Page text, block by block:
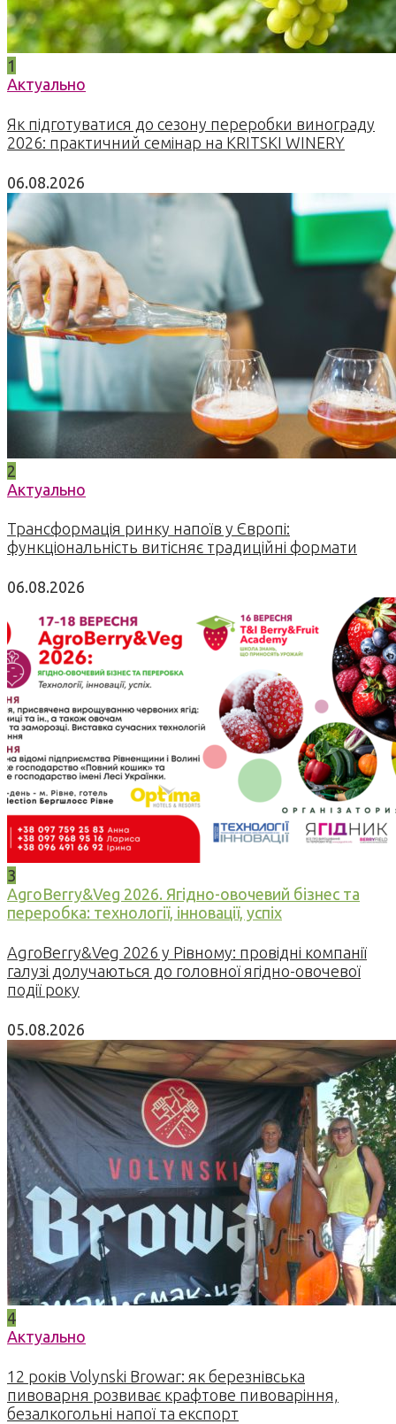
1
Актуально
Як підготуватися до сезону переробки винограду
2026: практичний семінар на KRITSKI WINERY
06.08.2026
2
Актуально
Трансформація ринку напоїв у Європі:
функціональність витісняє традиційні формати
06.08.2026
3
AgroBerry&Veg 2026. Ягідно-овочевий бізнес та
переробка: технології, інновації, успіх
AgroBerry&Veg 2026 у Рівному: провідні компанії
галузі долучаються до головної ягідно-овочевої
події року
05.08.2026
4
Актуально
12 років Volynski Browar: як березнівська
пивоварня розвиває крафтове пивоваріння,
безалкогольні напої та експорт